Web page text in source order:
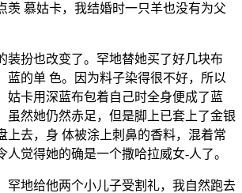
羡 慕姑卡，我结婚时一只羊也没有为父
装扮也改变了。罕地替她买了好几块布
蓝的单 色。因为料子染得很不好，所以
姑卡用深蓝布包着自己时全身便成了蓝
虽然她仍然赤足，但是脚上已套上了金银
上去，身 体被涂上刺鼻的香料，混着常
人觉得她的确是一个撒哈拉威女-人了。
罕地给他两个小儿子受割礼，我自然跑去